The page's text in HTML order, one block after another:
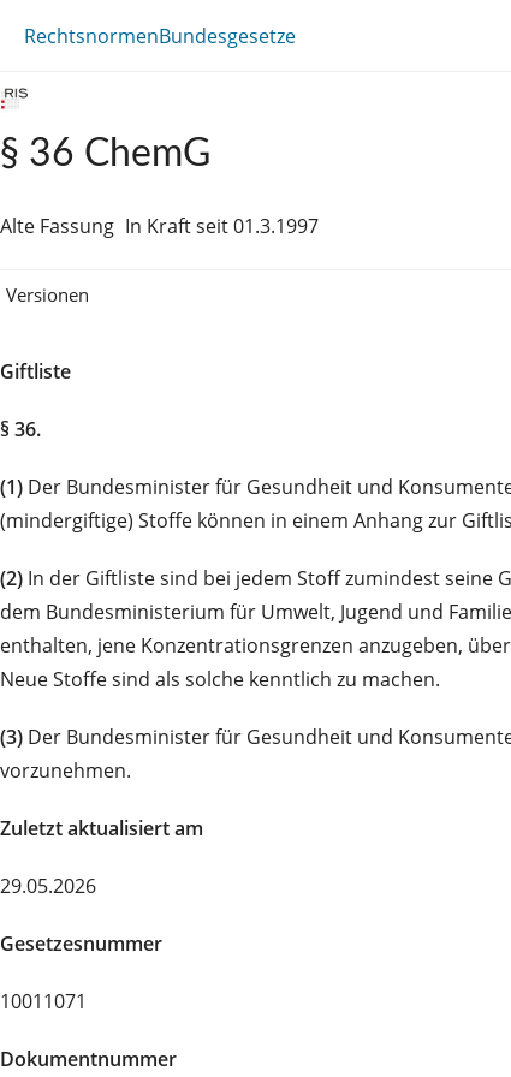
RechtsnormenBundesgesetze
§ 36 ChemG
Alte Fassung In Kraft seit 01.3.1997
Versionen
Giftliste
§ 36.
(1) Der Bundesminister für Gesundheit und
(mindergiftige) Stoffe können in einem Anhang zur
(2) In der Giftliste sind bei jedem Stoff zumindest
dem Bundesministerium für Umwelt, Jugend und
enthalten, jene Konzentrationsgrenzen anzugeben,
Neue Stoffe sind als solche kenntlich zu machen.
(3) Der Bundesminister für Gesundheit und
vorzunehmen.
Zuletzt aktualisiert am
29.05.2026
Gesetzesnummer
10011071
Dokumentnummer